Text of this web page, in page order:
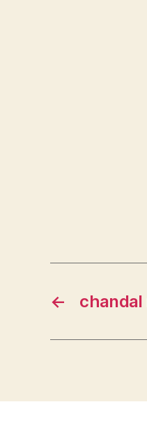
← chandal